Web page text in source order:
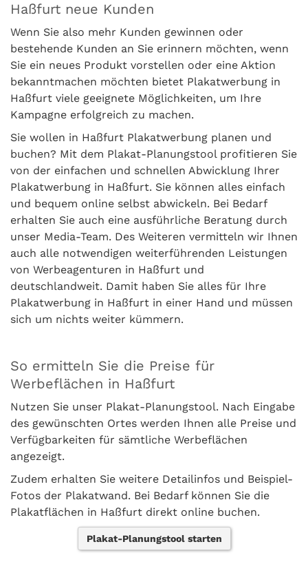
Haßfurt neue Kunden
Wenn Sie also mehr Kunden gewinnen oder
bestehende Kunden an Sie erinnern möchten, wenn
Sie ein neues Produkt vorstellen oder eine Aktion
bekanntmachen möchten bietet Plakatwerbung in
Haßfurt viele geeignete Möglichkeiten, um Ihre
Kampagne erfolgreich zu machen.
Sie wollen in Haßfurt Plakatwerbung planen und
buchen? Mit dem Plakat-Planungstool profitieren Sie
von der einfachen und schnellen Abwicklung Ihrer
Plakatwerbung in Haßfurt. Sie können alles einfach
und bequem online selbst abwickeln. Bei Bedarf
erhalten Sie auch eine ausführliche Beratung durch
unser Media-Team. Des Weiteren vermitteln wir Ihnen
auch alle notwendigen weiterführenden Leistungen
von Werbeagenturen in Haßfurt und
deutschlandweit. Damit haben Sie alles für Ihre
Plakatwerbung in Haßfurt in einer Hand und müssen
sich um nichts weiter kümmern.
So ermitteln Sie die Preise für
Werbeflächen in Haßfurt
Nutzen Sie unser Plakat-Planungstool. Nach Eingabe
des gewünschten Ortes werden Ihnen alle Preise und
Verfügbarkeiten für sämtliche Werbeflächen
angezeigt.
Zudem erhalten Sie weitere Detailinfos und Beispiel-
Fotos der Plakatwand. Bei Bedarf können Sie die
Plakatflächen in Haßfurt direkt online buchen.
Plakat-Planungstool starten